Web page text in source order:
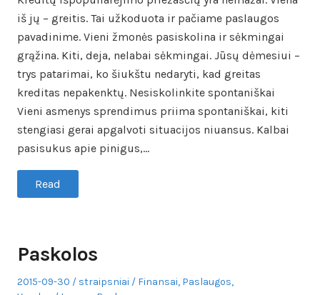
iš jų – greitis. Tai užkoduota ir pačiame paslaugos
pavadinime. Vieni žmonės pasiskolina ir sėkmingai
grąžina. Kiti, deja, nelabai sėkmingai. Jūsų dėmesiui –
trys patarimai, ko šiukštu nedaryti, kad greitas
kreditas nepakenktų. Nesiskolinkite spontaniškai
Vieni asmenys sprendimus priima spontaniškai, kiti
stengiasi gerai apgalvoti situacijos niuansus. Kalbai
pasisukus apie pinigus,…
Read
Paskolos
Posted
2015-09-30 Author
straipsniai
Posted
Finansai, Paslaugos,